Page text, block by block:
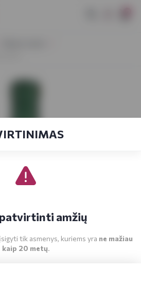
amžių
tik asmenys, kuriems yra ne mažiau
kaip 20 metų.